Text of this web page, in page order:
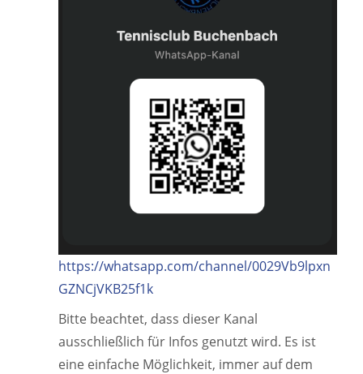
https://whatsapp.com/channel/0029Vb9lpxn
GZNCjVKB25f1k
Bitte beachtet, dass dieser Kanal
ausschließlich für Infos genutzt wird. Es ist
eine einfache Möglichkeit, immer auf dem